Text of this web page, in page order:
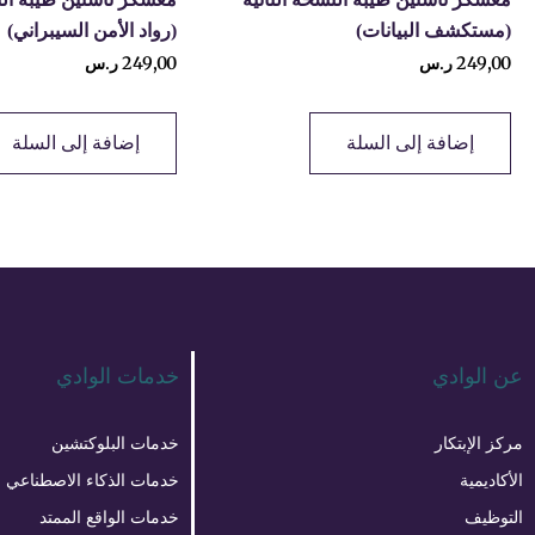
(مستكشف البيانات)
249,00ر.س
إضافة إلى السلة
(رواد الأمن السيبراني)
249,00ر.س
إضافة إلى السلة
عن الوادي
مركز الإبتكار
الأكاديمية
التوظيف
خدمات الوادي
خدمات البلوكتشين
خدمات الذكاء الاصطناعي
خدمات الواقع الممتد